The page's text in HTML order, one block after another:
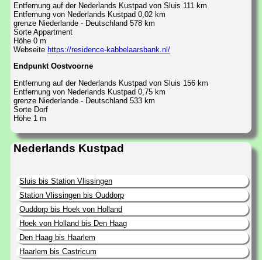
Entfernung auf der Nederlands Kustpad von Sluis 111 km
Entfernung von Nederlands Kustpad 0,02 km
grenze Niederlande - Deutschland 578 km
Sorte Appartment
Höhe 0 m
Webseite https://residence-kabbelaarsbank.nl/
Endpunkt Oostvoorne
Entfernung auf der Nederlands Kustpad von Sluis 156 km
Entfernung von Nederlands Kustpad 0,75 km
grenze Niederlande - Deutschland 533 km
Sorte Dorf
Höhe 1 m
Nederlands Kustpad
Sluis bis Station Vlissingen
Station Vlissingen bis Ouddorp
Ouddorp bis Hoek von Holland
Hoek von Holland bis Den Haag
Den Haag bis Haarlem
Haarlem bis Castricum